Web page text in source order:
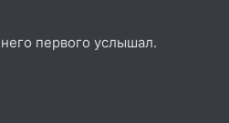
первого услышал.